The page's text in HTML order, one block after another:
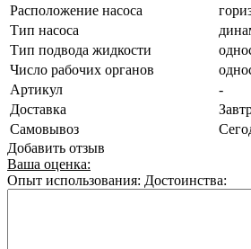
Расположение насоса
Тип насоса
Тип подвода жидкости
Число рабочих органов
Артикул
-
Доставка
Самовывоз
Добавить отзыв
Ваша оценка:
Опыт использования: Достоинства: